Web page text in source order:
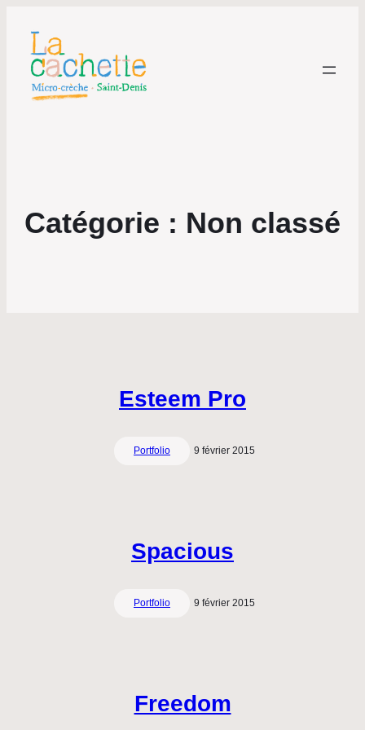
Catégorie : Non classé
Esteem Pro
Portfolio 9 février 2015
Spacious
Portfolio 9 février 2015
Freedom